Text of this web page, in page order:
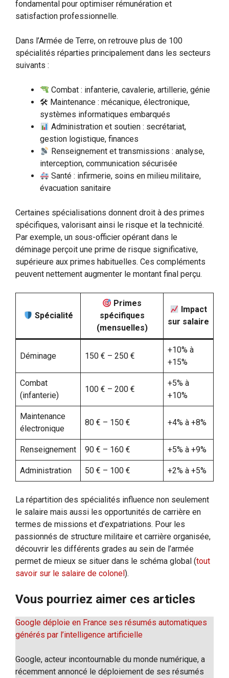
fondamental pour optimiser rémunération et
satisfaction professionnelle.
Dans l’Armée de Terre, on retrouve plus de 100
spécialités réparties principalement dans les secteurs
suivants :
Combat : infanterie, cavalerie, artillerie, génie
🛠 Maintenance : mécanique, électronique,
systèmes informatiques embarqués
Administration et soutien : secrétariat,
gestion logistique, finances
Renseignement et transmissions : analyse,
interception, communication sécurisée
Santé : infirmerie, soins en milieu militaire,
évacuation sanitaire
Certaines spécialisations donnent droit à des primes
spécifiques, valorisant ainsi le risque et la technicité.
Par exemple, un sous-officier opérant dans le
déminage perçoit une prime de risque significative,
supérieure aux primes habituelles. Ces compléments
peuvent nettement augmenter le montant final perçu.
Spécialité
Primes
spécifiques
(mensuelles)
Impact
sur salaire
Déminage 150 € – 250 €
+10% à
+15%
Combat
(infanterie)
100 € – 200 €
+5% à
+10%
Maintenance
électronique
80 € – 150 € +4% à +8%
Renseignement 90 € – 160 € +5% à +9%
Administration 50 € – 100 € +2% à +5%
La répartition des spécialités influence non seulement
le salaire mais aussi les opportunités de carrière en
termes de missions et d’expatriations. Pour les
passionnés de structure militaire et carrière organisée,
découvrir les différents grades au sein de l’armée
permet de mieux se situer dans le schéma global (tout
savoir sur le salaire de colonel).
Vous pourriez aimer ces articles
Google déploie en France ses résumés automatiques
générés par l’intelligence artificielle
Google, acteur incontournable du monde numérique, a
récemment annoncé le déploiement de ses résumés